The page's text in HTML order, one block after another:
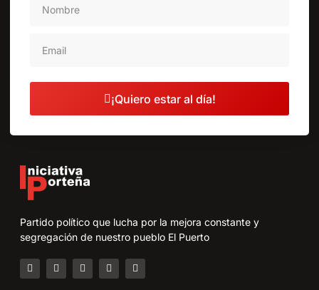
¡Quiero estar al día!
Partido político que lucha por la mejora constante y
segregación de nuestro pueblo El Puerto